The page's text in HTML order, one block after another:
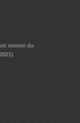
minimi da